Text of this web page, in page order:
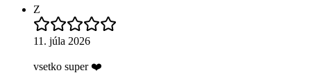
Z
11. júla 2026
vsetko super ❤️